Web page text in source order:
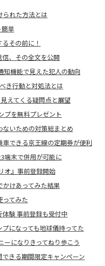
られた方法とは
単
その前に！
信、その全文を公開
知機能で見えた犯人の動向
き行動と対処法とは
えてくる疑問点と展望
プを無料プレゼント
ないための対策総まとめ
できる京王線の定期券が便利
端末で併用が可能に
オ』事前登録開始
かけあってみた結果
ってみた
験 事前登録も受付中
になっても地球儀持ってた
になりきってねり歩こう
できる期間限定キャンペーン